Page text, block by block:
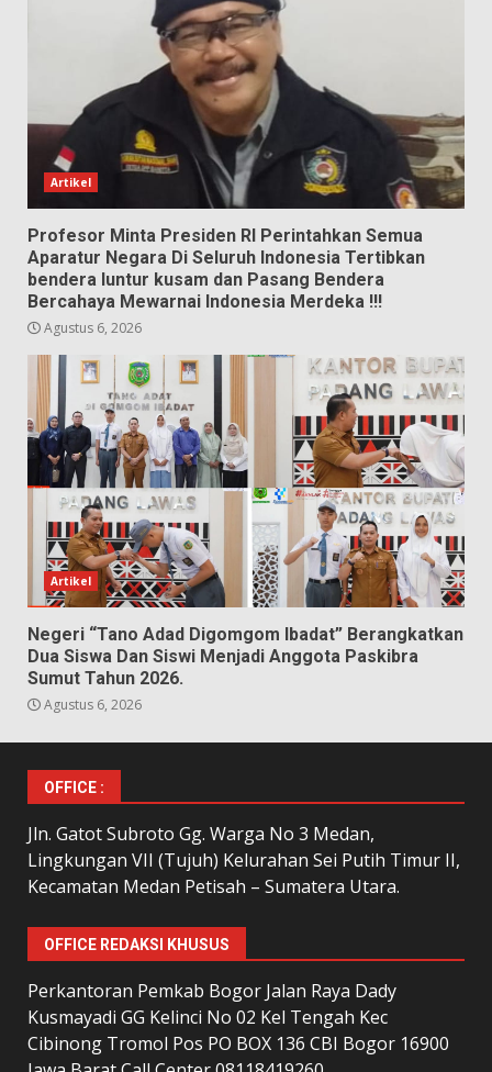
Artikel
Profesor Minta Presiden RI Perintahkan Semua
Aparatur Negara Di Seluruh Indonesia Tertibkan
bendera luntur kusam dan Pasang Bendera
Bercahaya Mewarnai Indonesia Merdeka !!!
Agustus 6, 2026
Artikel
Negeri “Tano Adad Digomgom Ibadat” Berangkatkan
Dua Siswa Dan Siswi Menjadi Anggota Paskibra
Sumut Tahun 2026.
Agustus 6, 2026
OFFICE :
Jln. Gatot Subroto Gg. Warga No 3 Medan,
Lingkungan VII (Tujuh) Kelurahan Sei Putih Timur II,
Kecamatan Medan Petisah – Sumatera Utara.
OFFICE REDAKSI KHUSUS
Perkantoran Pemkab Bogor Jalan Raya Dady
Kusmayadi GG Kelinci No 02 Kel Tengah Kec
Cibinong Tromol Pos PO BOX 136 CBI Bogor 16900